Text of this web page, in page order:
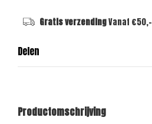
Gratis verzendingVanaf €50,-
Delen
Productomschrijving